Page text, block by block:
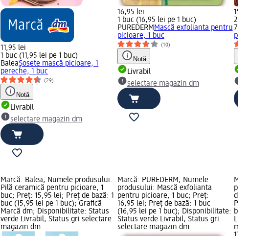
11,95 lei
1 buc (11,95 lei pe 1 buc)
BaleaȘosete mască picioare, 1
pereche, 1 buc
(29)
Notă
Livrabil
selectare magazin dm
16,95 lei
1 buc (16,95 lei pe 1 buc)
PUREDERM Mască exfolianta pentru
picioare, 1 buc
(10)
Notă
Livrabil
selectare magazin dm
15,15 lei
2 buc (7,58
7th Heaven
picioare, 1
Marcă: Balea; Numele produsului:
Pilă ceramică pentru picioare, 1
buc; Preț: 15,95 lei; Preț de bază: 1
buc (15,95 lei pe 1 buc); Grafică
Marcă dm; Disponibilitate: Status
verde Livrabil, Status gri selectare
magazin dm
Marcă: PUREDERM; Numele
produsului: Mască exfolianta
pentru picioare, 1 buc; Preț:
16,95 lei; Preț de bază: 1 buc
(16,95 lei pe 1 buc); Disponibilitate:
Status verde Livrabil, Status gri
selectare magazin dm
Marcă:
produsului:
două fețe,
Preț de
buc);
Livrabil,
magazin